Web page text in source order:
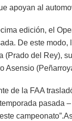
apoyan al
edición, el
De este
(Prado del Rey),
Asensio
de la FAA
pasada